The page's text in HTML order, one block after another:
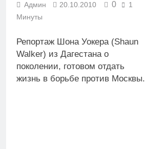
Админ 20.10.2010 0
1
Минуты
Репортаж Шона Уокера (Shaun
Walker) из Дагестана о
поколении, готовом отдать
жизнь в борьбе против Москвы.